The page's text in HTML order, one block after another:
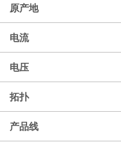
原产地
电流
电压
拓扑
产品线